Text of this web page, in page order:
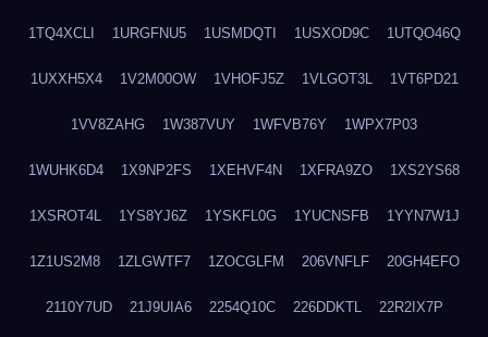
1TQ4XCLI 1URGFNU5 1USMDQTI 1USXOD9C 1UTQO46Q
1UXXH5X4 1V2M00OW 1VHOFJ5Z 1VLGOT3L 1VT6PD21
1VV8ZAHG 1W387VUY 1WFVB76Y 1WPX7P03
1WUHK6D4 1X9NP2FS 1XEHVF4N 1XFRA9ZO 1XS2YS68
1XSROT4L 1YS8YJ6Z 1YSKFL0G 1YUCNSFB 1YYN7W1J
1Z1US2M8 1ZLGWTF7 1ZOCGLFM 206VNFLF 20GH4EFO
2110Y7UD 21J9UIA6 2254Q10C 226DDKTL 22R2IX7P